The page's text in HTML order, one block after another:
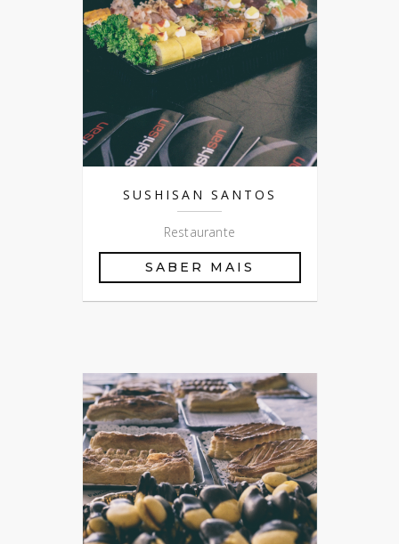
SUSHISAN SANTOS
Restaurante
SABER MAIS